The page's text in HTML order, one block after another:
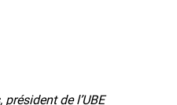
de l’UBE